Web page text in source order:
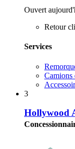
Ouvert
Retour
Services
Camions
3
Hollywood